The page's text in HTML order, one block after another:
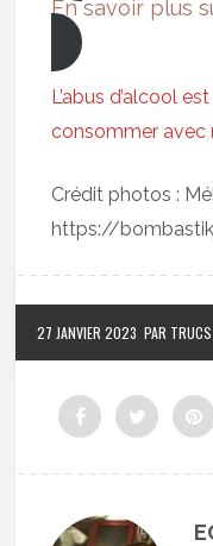
En savoir plus
L’abus d’alcool
consommer avec
Crédit photos :
https://
27 JANVIER 2023 PAR